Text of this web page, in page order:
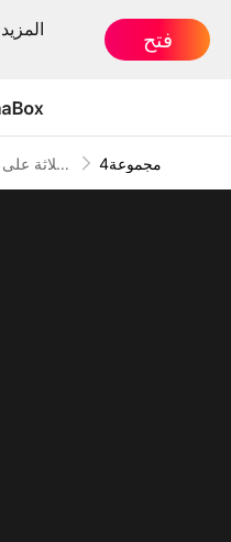
فتح
بعد طردوني من المنزل، نادم أشقائي الثلاثة على ذلك 4مجموعة